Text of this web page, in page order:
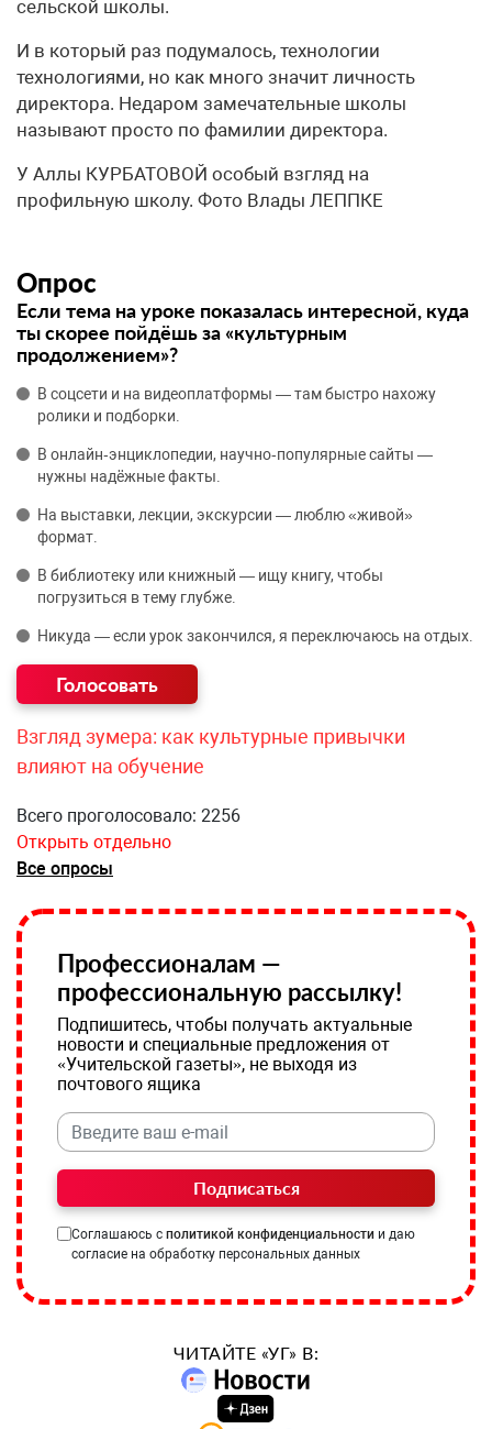
сельской школы.
И в который раз подумалось, технологии
технологиями, но как много значит личность
директора. Недаром замечательные школы
называют просто по фамилии директора.
У Аллы КУРБАТОВОЙ особый взгляд на
профильную школу. Фото Влады ЛЕППКЕ
Опрос
Если тема на уроке показалась интересной, куда
ты скорее пойдёшь за «культурным
продолжением»?
В соцсети и на видеоплатформы — там быстро нахожу
ролики и подборки.
В онлайн‑энциклопедии, научно‑популярные сайты —
нужны надёжные факты.
На выставки, лекции, экскурсии — люблю «живой»
формат.
В библиотеку или книжный — ищу книгу, чтобы
погрузиться в тему глубже.
Никуда — если урок закончился, я переключаюсь на отдых.
Взгляд зумера: как культурные привычки
влияют на обучение
Всего проголосовало: 2256
Открыть отдельно
Все опросы
Профессионалам —
профессиональную рассылку!
Подпишитесь, чтобы получать актуальные
новости и специальные предложения от
«Учительской газеты», не выходя из
почтового ящика
Подписаться
Соглашаюсь с политикой конфиденциальности и даю
согласие на обработку персональных данных
ЧИТАЙТЕ «УГ» В: